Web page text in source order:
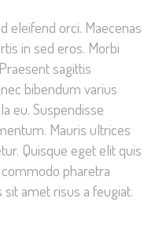
eleifend orci. Maecenas
in sed eros. Morbi
sagittis
bibendum varius
eu. Suspendisse
Mauris ultrices
Quisque eget elit quis
pharetra
amet risus a feugiat.